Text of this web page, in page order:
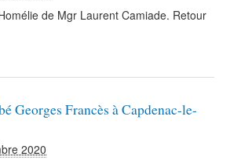
de Mgr Laurent Camiade. Retour
Georges Francès à Capdenac-le-
2020